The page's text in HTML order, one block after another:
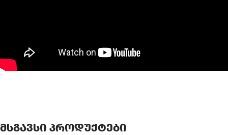
მსგავსი პროდუქტები